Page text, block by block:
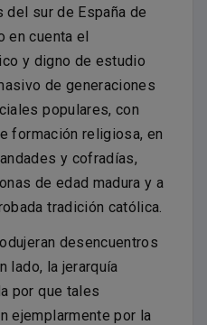
sur de España de
en cuenta el
y digno de estudio
de generaciones
populares, con
formación religiosa, en
y cofradías,
de edad madura y a
tradición católica.
desencuentros
lado, la jerarquía
por que tales
ejemplarmente por la